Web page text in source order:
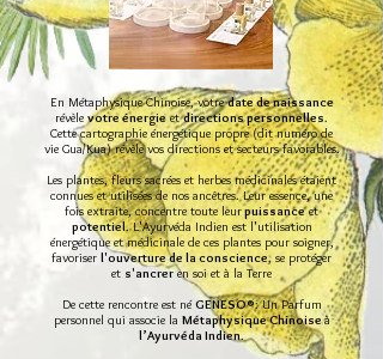
En Métaphysique Chinoise, votredate de naissance
révèlevotre énergieetdirections personnelles.
Cette cartographie énergétique propre (dit numéro de
vie Gua/Kua) révèle vos directions et secteurs favorables.
Les plantes, fleurs sacrées et herbes médicinales étaient
connues et utilisées de nos ancêtres. Leur essence, une
fois extraite, concentre toute leurpuissanceet
potentiel. L'Ayurvéda Indien est l'utilisation
énergétique et médicinale de ces plantes pour soigner,
favoriser l'ouverture de la conscience, se protéger
et s'ancreren soi et à la Terre
De cette rencontre est néGENESO®:Un Parfum
personnel qui associe la Métaphysique Chinoiseà
l’Ayurvéda Indien.